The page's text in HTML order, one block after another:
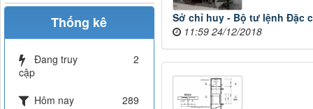
Sở chỉ huy - Bộ tư lệnh Đặc
11:59 24/12/2018
Thống kê
Đang truy
cập
2
Hôm nay
289